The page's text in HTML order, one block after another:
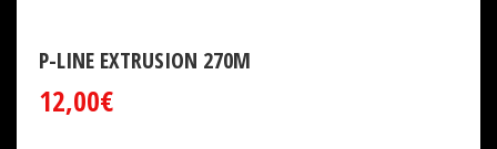
P-LINE EXTRUSION 270M
12,00€